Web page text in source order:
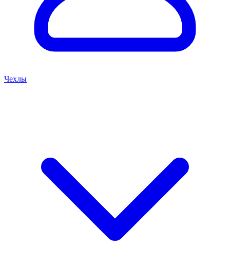
Чехлы